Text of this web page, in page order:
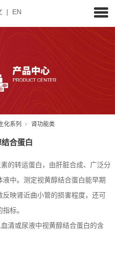
| EN
化系列 肾功能类
合蛋白
转运蛋白，由肝脏合成、广泛分
中。测定视黄醇结合蛋白能早期
映肾近曲小管的损害程度，还可
标。
清或尿液中视黄醇结合蛋白的含